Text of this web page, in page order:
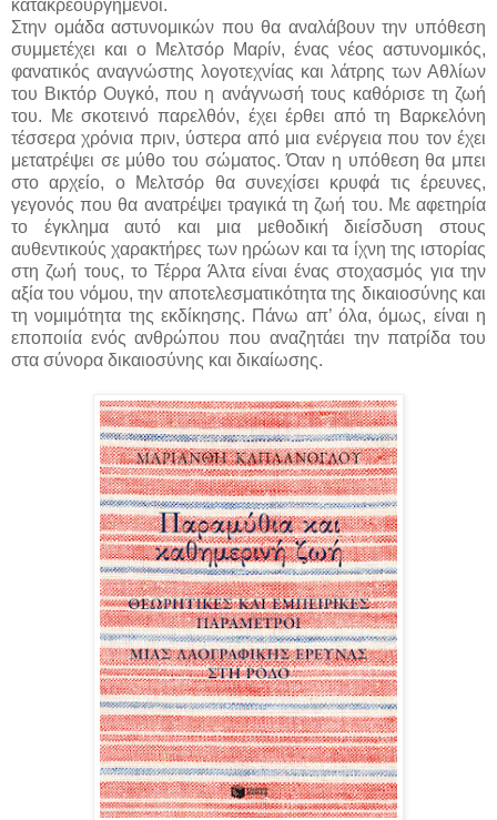
κατακρεουργημένοι.
Στην ομάδα αστυνομικών που θα αναλάβουν την υπόθεση
συμμετέχει και ο Μελτσόρ Μαρίν, ένας νέος αστυνομικός,
φανατικός αναγνώστης λογοτεχνίας και λάτρης των Αθλίων
του Βικτόρ Ουγκό, που η ανάγνωσή τους καθόρισε τη ζωή
του. Με σκοτεινό παρελθόν, έχει έρθει από τη Βαρκελόνη
τέσσερα χρόνια πριν, ύστερα από μια ενέργεια που τον έχει
μετατρέψει σε μύθο του σώματος. Όταν η υπόθεση θα μπει
στο αρχείο, ο Μελτσόρ θα συνεχίσει κρυφά τις έρευνες,
γεγονός που θα ανατρέψει τραγικά τη ζωή του. Με αφετηρία
το έγκλημα αυτό και μια μεθοδική διείσδυση στους
αυθεντικούς χαρακτήρες των ηρώων και τα ίχνη της ιστορίας
στη ζωή τους, το Τέρρα Άλτα είναι ένας στοχασμός για την
αξία του νόμου, την αποτελεσματικότητα της δικαιοσύνης και
τη νομιμότητα της εκδίκησης. Πάνω απ’ όλα, όμως, είναι η
εποποιία ενός ανθρώπου που αναζητάει την πατρίδα του
στα σύνορα δικαιοσύνης και δικαίωσης.